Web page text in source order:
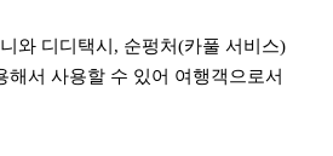
와 디디택시, 순펑처(카풀 서비스)
해서 사용할 수 있어 여행객으로서